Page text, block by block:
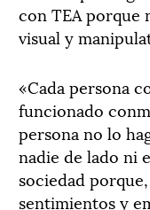
con TEA porque
visual y
«Cada persona
funcionado
persona no lo
nadie de lado ni
sociedad
sentimientos y